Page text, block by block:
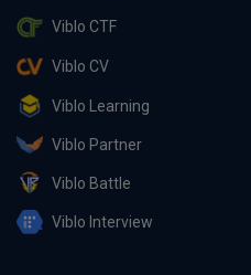
Viblo CTF
Viblo CV
Viblo Learning
Viblo Partner
Viblo Battle
Viblo Interview